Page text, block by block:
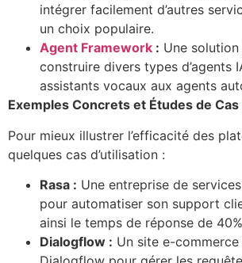
intégrer facilement d’autres
un choix populaire.
Agent Framework : Une
construire divers types d’agents
assistants vocaux aux agents
Exemples Concrets et Études de Cas
Pour mieux illustrer l’efficacité des
quelques cas d’utilisation :
Rasa : Une entreprise de
pour automatiser son support
ainsi le temps de réponse de
Dialogflow : Un site e-